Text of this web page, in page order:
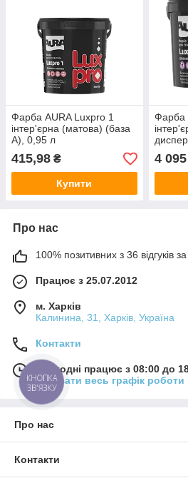
Фарба AURA Luxpro 1
інтер'єрна (матова) (база
А), 0,95 л
415,98 ₴
Купити
Фарба
4 095
Про нас
100% позитивних з 36 відгуків за
Працює з 25.07.2012
м. Харків
Калинина, 31, Харків, Україна
Контакти
Сьогодні працює з 08:00 до
Показати весь графік роботи
Про нас
Контакти
КНОПКА
ЗВ'ЯЗКУ